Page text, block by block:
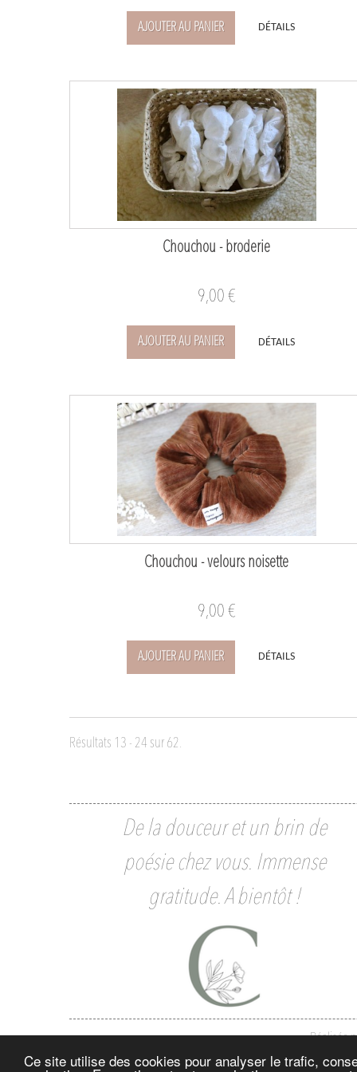
Ce site utilise des cookies pour analyser le trafic,
AJOUTER AU PANIER DÉTAILS
Chouchou - broderie
9,00 €
AJOUTER AU PANIER DÉTAILS
Chouchou - velours noisette
9,00 €
AJOUTER AU PANIER DÉTAILS
Résultats 13 - 24 sur 62.
De la douceur et un brin de
poésie chez vous. Immense
gratitude. A bientôt !
Réalisée